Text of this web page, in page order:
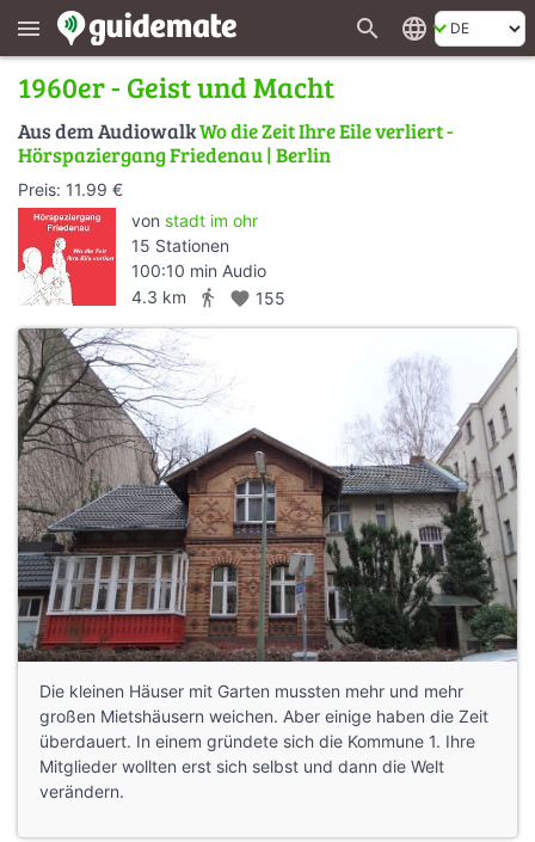
menu search language
1960er - Geist und Macht
Aus dem AudiowalkWo die Zeit Ihre Eile verliert -
Hörspaziergang Friedenau | Berlin
Preis: 11.99 €
von stadt im ohr
15 Stationen
100:10 min Audio
4.3 km
directions_walk favorite 155
Die kleinen Häuser mit Garten mussten mehr und mehr
großen Mietshäusern weichen. Aber einige haben die Zeit
überdauert. In einem gründete sich die Kommune 1. Ihre
Mitglieder wollten erst sich selbst und dann die Welt
verändern.